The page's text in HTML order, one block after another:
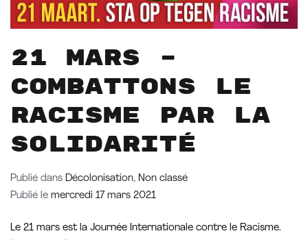
21 mars –
Combattons le
racisme par la
solidarité
Publié dans Décolonisation, Non classé
Publié le mercredi 17 mars 2021
Le 21 mars est la Journée Internationale contre le Racisme.